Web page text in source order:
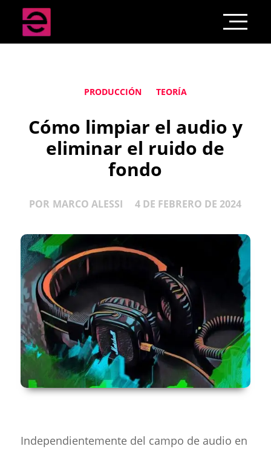
PRODUCCIÓN TEORÍA
Cómo limpiar el audio y
eliminar el ruido de
fondo
POR MARCO ALESSI 4 DE FEBRERO DE 2024
Independientemente del campo de audio en